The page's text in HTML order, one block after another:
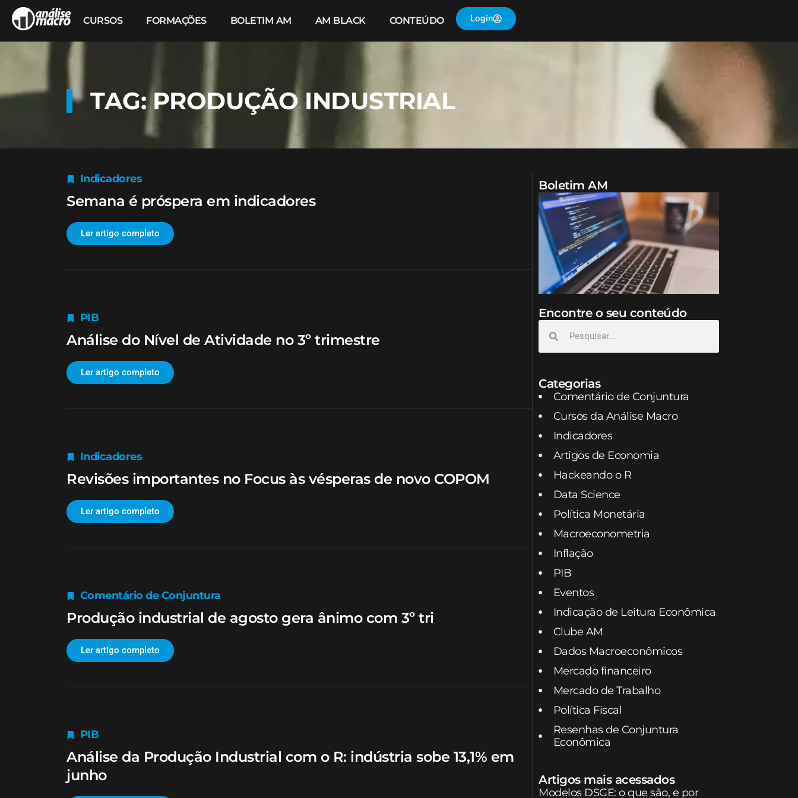
CURSOS FORMAÇÕES BOLETIM AM AM BLACK CONTEÚDO Login
TAG: PRODUÇÃO INDUSTRIAL
Indicadores
Semana é próspera em indicadores
Ler artigo completo
PIB
Análise do Nível de Atividade no 3º trimestre
Ler artigo completo
Indicadores
Revisões importantes no Focus às vésperas de novo COPOM
Ler artigo completo
Comentário de Conjuntura
Produção industrial de agosto gera ânimo com 3º tri
Ler artigo completo
PIB
Análise da Produção Industrial com o R: indústria sobe 13,1% em
junho
Boletim AM
Encontre o seu conteúdo
Categorias
Comentário de Conjuntura
Cursos da Análise Macro
Indicadores
Artigos de Economia
Hackeando o R
Data Science
Política Monetária
Macroeconometria
Inflação
PIB
Eventos
Indicação de Leitura Econômica
Clube AM
Dados Macroeconômicos
Mercado financeiro
Mercado de Trabalho
Política Fiscal
Resenhas de Conjuntura
Econômica
Artigos mais acessados
Modelos DSGE: o que são, e por